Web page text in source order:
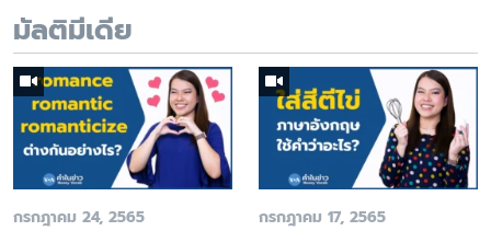
มัลติมีเดีย
กรกฎาคม 24, 2565 กรกฎาคม 17, 2565